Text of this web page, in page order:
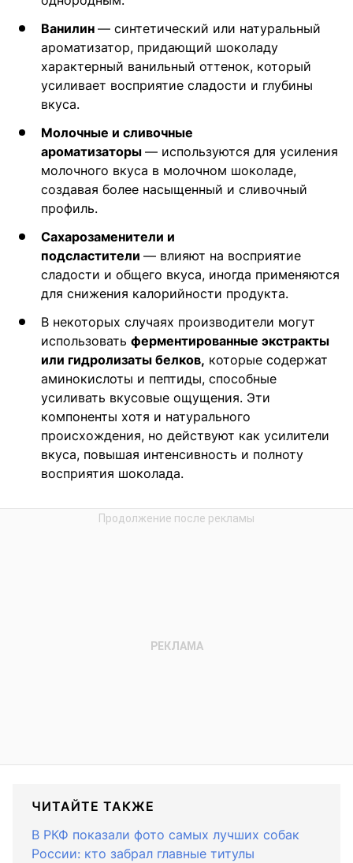
Ванилин — синтетический или натуральный
ароматизатор, придающий шоколаду
характерный ванильный оттенок, который
усиливает восприятие сладости и глубины
вкуса.
Молочные и сливочные
ароматизаторы — используются для усиления
молочного вкуса в молочном шоколаде,
создавая более насыщенный и сливочный
профиль.
Сахарозаменители и
подсластители — влияют на восприятие
сладости и общего вкуса, иногда применяются
для снижения калорийности продукта.
В некоторых случаях производители могут
использовать ферментированные экстракты
или гидролизаты белков, которые содержат
аминокислоты и пептиды, способные
усиливать вкусовые ощущения. Эти
компоненты хотя и натурального
происхождения, но действуют как усилители
вкуса, повышая интенсивность и полноту
восприятия шоколада.
ЧИТАЙТЕ ТАКЖЕ
В РКФ показали фото самых лучших собак
России: кто забрал главные титулы